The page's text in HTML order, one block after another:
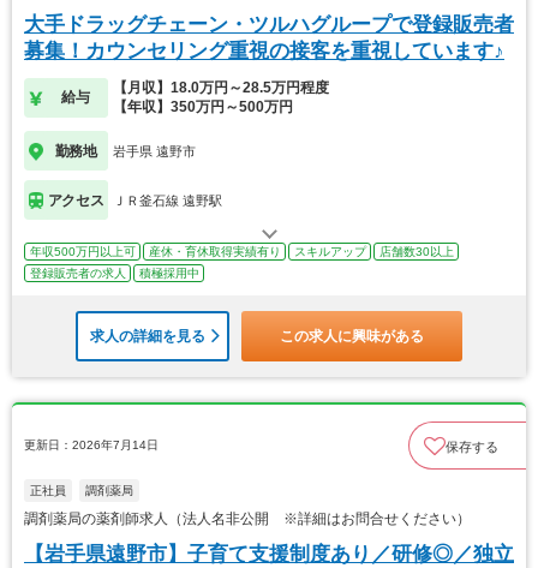
大手ドラッグチェーン・ツルハグループで登録販売者
募集！カウンセリング重視の接客を重視しています♪
給与
【月収】18.0万円～28.5万円程度
【年収】350万円～500万円
勤務地 岩手県 遠野市
アクセス ＪＲ釜石線 遠野駅
年収500万円以上可 産休・育休取得実績有り スキルアップ
店舗数30以上
登録販売者の求人
積極採用中
求人の詳細を見る この求人に興味がある
更新日：2026年7月14日 保存する
正社員 調剤薬局
調剤薬局の薬剤師求人（法人名非公開 ※詳細はお問合せください）
【岩手県遠野市】子育て支援制度あり／研修◎／独立